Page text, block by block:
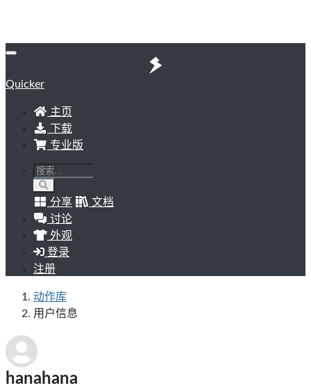
Quicker
主页
下载
专业版
分享
文档
讨论
外观
登录
注册
动作库
用户信息
hanahana